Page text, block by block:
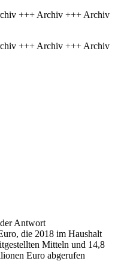
+++ Archiv +++ Archiv
+++ Archiv +++ Archiv
Antwort
die 2018 im Haushalt
Mitteln und 14,8
Euro abgerufen